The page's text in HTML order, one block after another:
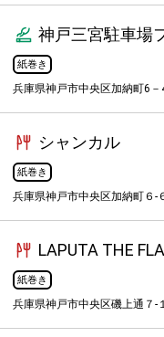
神戸三宮駐車場
紙巻き
兵庫県神戸市中央区加納町6－
シャンカル
紙巻き
兵庫県神戸市中央区加納町６-
LAPUTA THE
紙巻き
兵庫県神戸市中央区磯上通７-